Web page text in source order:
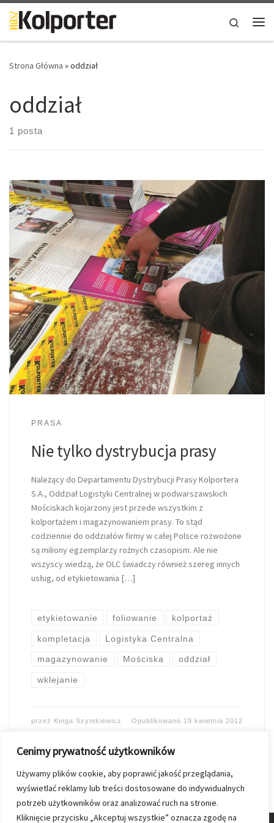
Cenimy prywatność użytkowników
Używamy plików cookie, aby poprawić jakość przeglądania,
wyświetlać reklamy lub treści dostosowane do indywidualnych
potrzeb użytkowników oraz analizować ruch na stronie.
Kliknięcie przycisku „Akceptuj wszystkie” oznacza zgodę na
Skip to content
Search
Strona Główna »oddział
oddział
1 posta
PRASA
Nie tylko dystrybucja prasy
Należący do Departamentu Dystrybucji Prasy Kolportera
S.A., Oddział Logistyki Centralnej w podwarszawskich
Mościskach kojarzony jest przede wszystkim z
kolportażem i magazynowaniem prasy. To stąd
codziennie do oddziałów firmy w całej Polsce rozwożone
są miliony egzemplarzy rożnych czasopism. Ale nie
wszyscy wiedzą, że OLC świadczy również szereg innych
usług, od etykietowania […]
etykietowanie foliowanie kolportaż
kompletacja Logistyka Centralna
magazynowanie Mościska oddział
wklejanie
przez Kinga Szymkiewicz Opublikowano 19 kwietnia 2012